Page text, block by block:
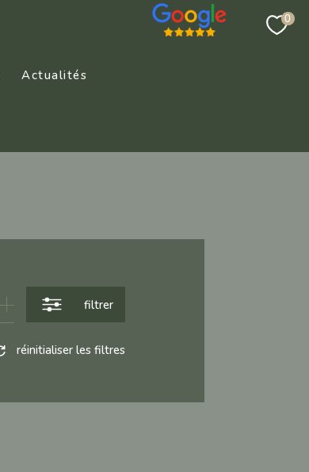
0
Actualités
filtrer
réinitialiser les filtres